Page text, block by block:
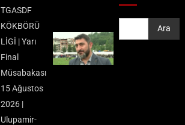
TGASDF
KÖKBÖRÜ
LİGİ | Yarı
Final
Müsabakası
15 Ağustos
2026 |
Ulupamir-
Ara